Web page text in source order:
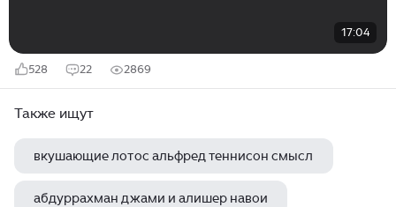
17:04
528 22 2869
Также ищут
вкушающие лотос альфред теннисон смысл
абдуррахман джами и алишер навои